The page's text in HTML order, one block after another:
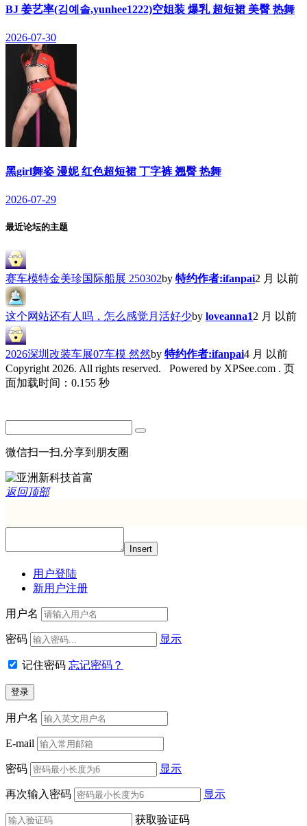
BJ 姜艺率(깅예솔,yunhee1222)空姐装 爆乳 超短裙 美臀 热舞
2026-07-30
黑girl舞姿 漫妮 红色超短裙 丁字裤 翘臀 热舞
2026-07-29
最近论坛的主题
赛车模特金美珍国际船展 250302by 特约作者:ifanpai2 月 以前
这个网站还有人吗，怎么感觉月活好少by loveanna12 月 以前
2026深圳改装车展07车模 然然by 特约作者:ifanpai4 月 以前
Copyright 2026. All rights reserved.
Powered by XPSee.com . 页
面加载时间：0.155 秒
微信扫一扫,分享到朋友圈
返回顶部
Insert
用户登陆
新用户注册
用户名
密码 显示
记住密码 忘记密码？
用户名
E-mail
密码 显示
再次输入密码 显示
获取验证码